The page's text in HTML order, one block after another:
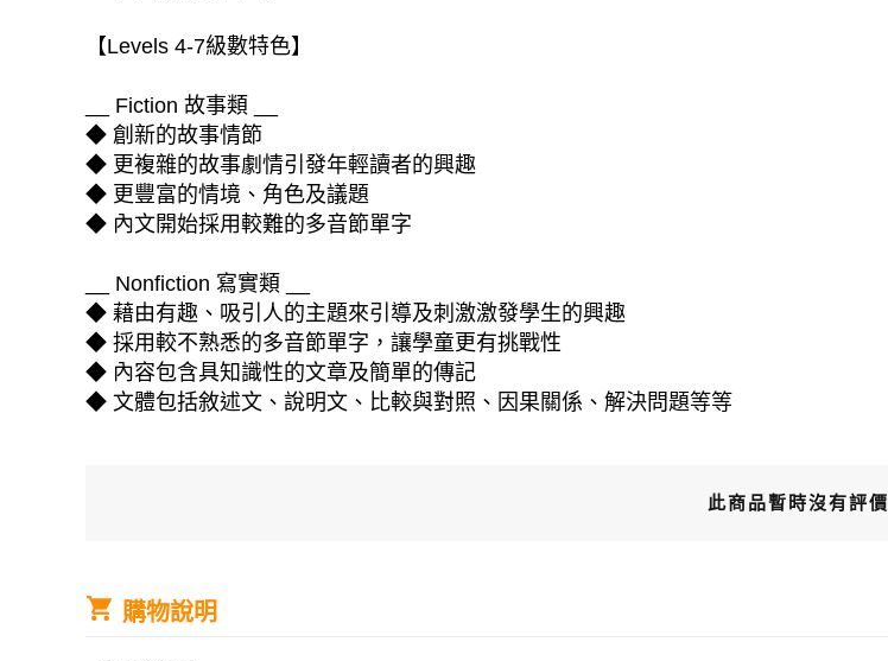
【Levels 4-7級數特色】
__ Fiction 故事類 __
◆ 創新的故事情節
◆ 更複雜的故事劇情引發年輕讀者的興趣
◆ 更豐富的情境、角色及議題
◆ 內文開始採用較難的多音節單字
__ Nonfiction 寫實類 __
◆ 藉由有趣、吸引人的主題來引導及刺激激發學生的興趣
◆ 採用較不熟悉的多音節單字，讓學童更有挑戰性
◆ 內容包含具知識性的文章及簡單的傳記
◆ 文體包括敘述文、說明文、比較與對照、因果關係、解決問題等等
此商品暫時沒有評價
購物說明